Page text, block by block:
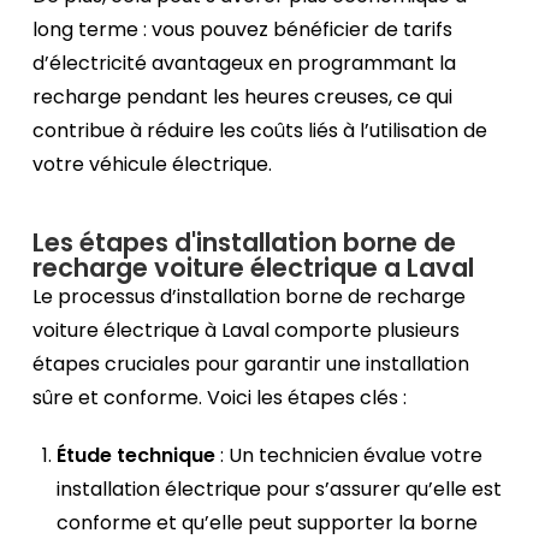
long terme : vous pouvez bénéficier de tarifs
d’électricité avantageux en programmant la
recharge pendant les heures creuses, ce qui
contribue à réduire les coûts liés à l’utilisation de
votre véhicule électrique.
Les étapes d'installation borne de
recharge voiture électrique a Laval
Le processus d’installation borne de recharge
voiture électrique à Laval comporte plusieurs
étapes cruciales pour garantir une installation
sûre et conforme. Voici les étapes clés :
Étude technique: Un technicien évalue votre
installation électrique pour s’assurer qu’elle est
conforme et qu’elle peut supporter la borne